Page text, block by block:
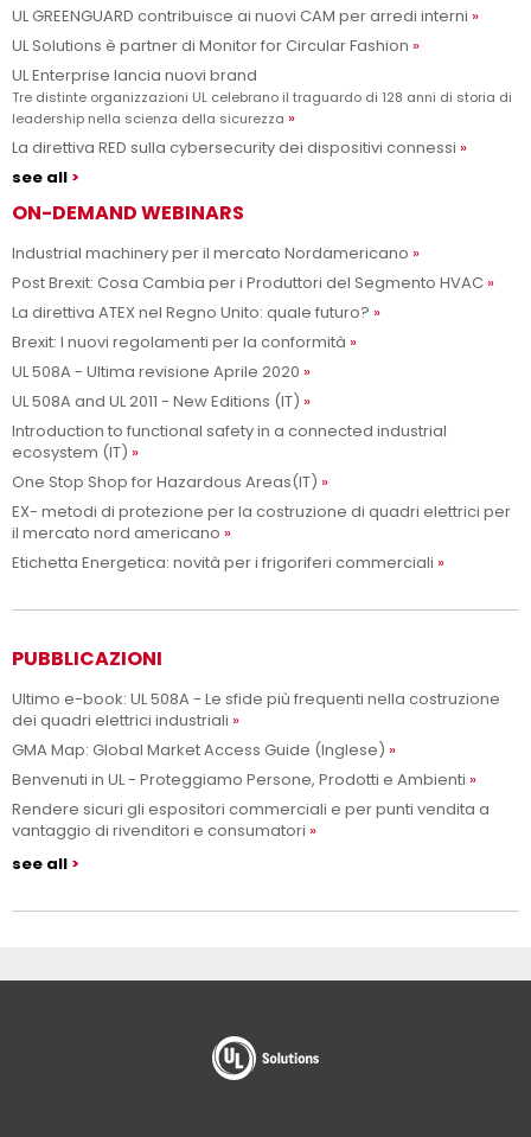
UL GREENGUARD contribuisce ai nuovi CAM per arredi interni
UL Solutions è partner di Monitor for Circular Fashion
UL Enterprise lancia nuovi brand
Tre distinte organizzazioni UL celebrano il traguardo di 128 anni di storia di
leadership nella scienza della sicurezza
La direttiva RED sulla cybersecurity dei dispositivi connessi
see all
ON-DEMAND WEBINARS
Industrial machinery per il mercato Nordamericano
Post Brexit: Cosa Cambia per i Produttori del Segmento HVAC
La direttiva ATEX nel Regno Unito: quale futuro?
Brexit: I nuovi regolamenti per la conformità
UL 508A - Ultima revisione Aprile 2020
UL 508A and UL 2011 - New Editions (IT)
Introduction to functional safety in a connected industrial
ecosystem (IT)
One Stop Shop for Hazardous Areas(IT)
EX- metodi di protezione per la costruzione di quadri elettrici per
il mercato nord americano
Etichetta Energetica: novità per i frigoriferi commerciali
PUBBLICAZIONI
Ultimo e-book: UL 508A - Le sfide più frequenti nella costruzione
dei quadri elettrici industriali
GMA Map: Global Market Access Guide (Inglese)
Benvenuti in UL - Proteggiamo Persone, Prodotti e Ambienti
Rendere sicuri gli espositori commerciali e per punti vendita a
vantaggio di rivenditori e consumatori
see all